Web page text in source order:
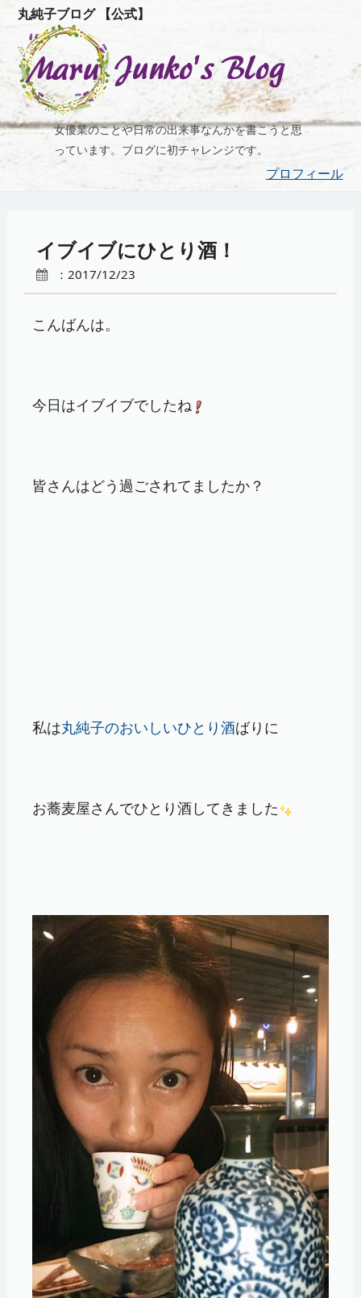
丸純子ブログ 【公式】
女優業のことや日常の出来事なんかを書こうと思
っています。ブログに初チャレンジです。
プロフィール
イブイブにひとり酒！
：2017/12/23
こんばんは。
今日はイブイブでしたね
皆さんはどう過ごされてましたか？
私は丸純子のおいしいひとり酒ばりに
お蕎麦屋さんでひとり酒してきました